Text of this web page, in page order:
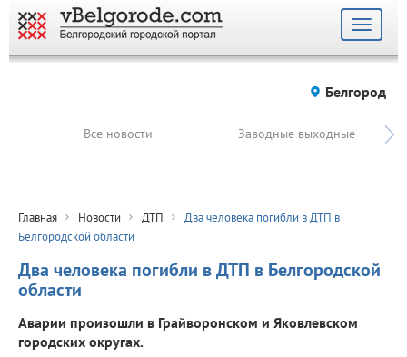
Toggle
Белгород
Все новости Заводные выходные
Главная Новости ДТП
Два человека погибли в ДТП в
Белгородской области
Два человека погибли в ДТП в Белгородской
области
Аварии произошли в Грайворонском и Яковлевском
городских округах.